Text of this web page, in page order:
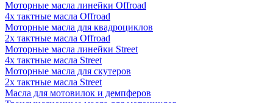
Моторные масла линейки Offroad
4х тактные масла Offroad
Моторные масла для квадроциклов
2х тактные масла Offroad
Моторные масла линейки Street
4х тактные масла Street
Моторные масла для скутеров
2х тактные масла Street
Масла для мотовилок и демпферов